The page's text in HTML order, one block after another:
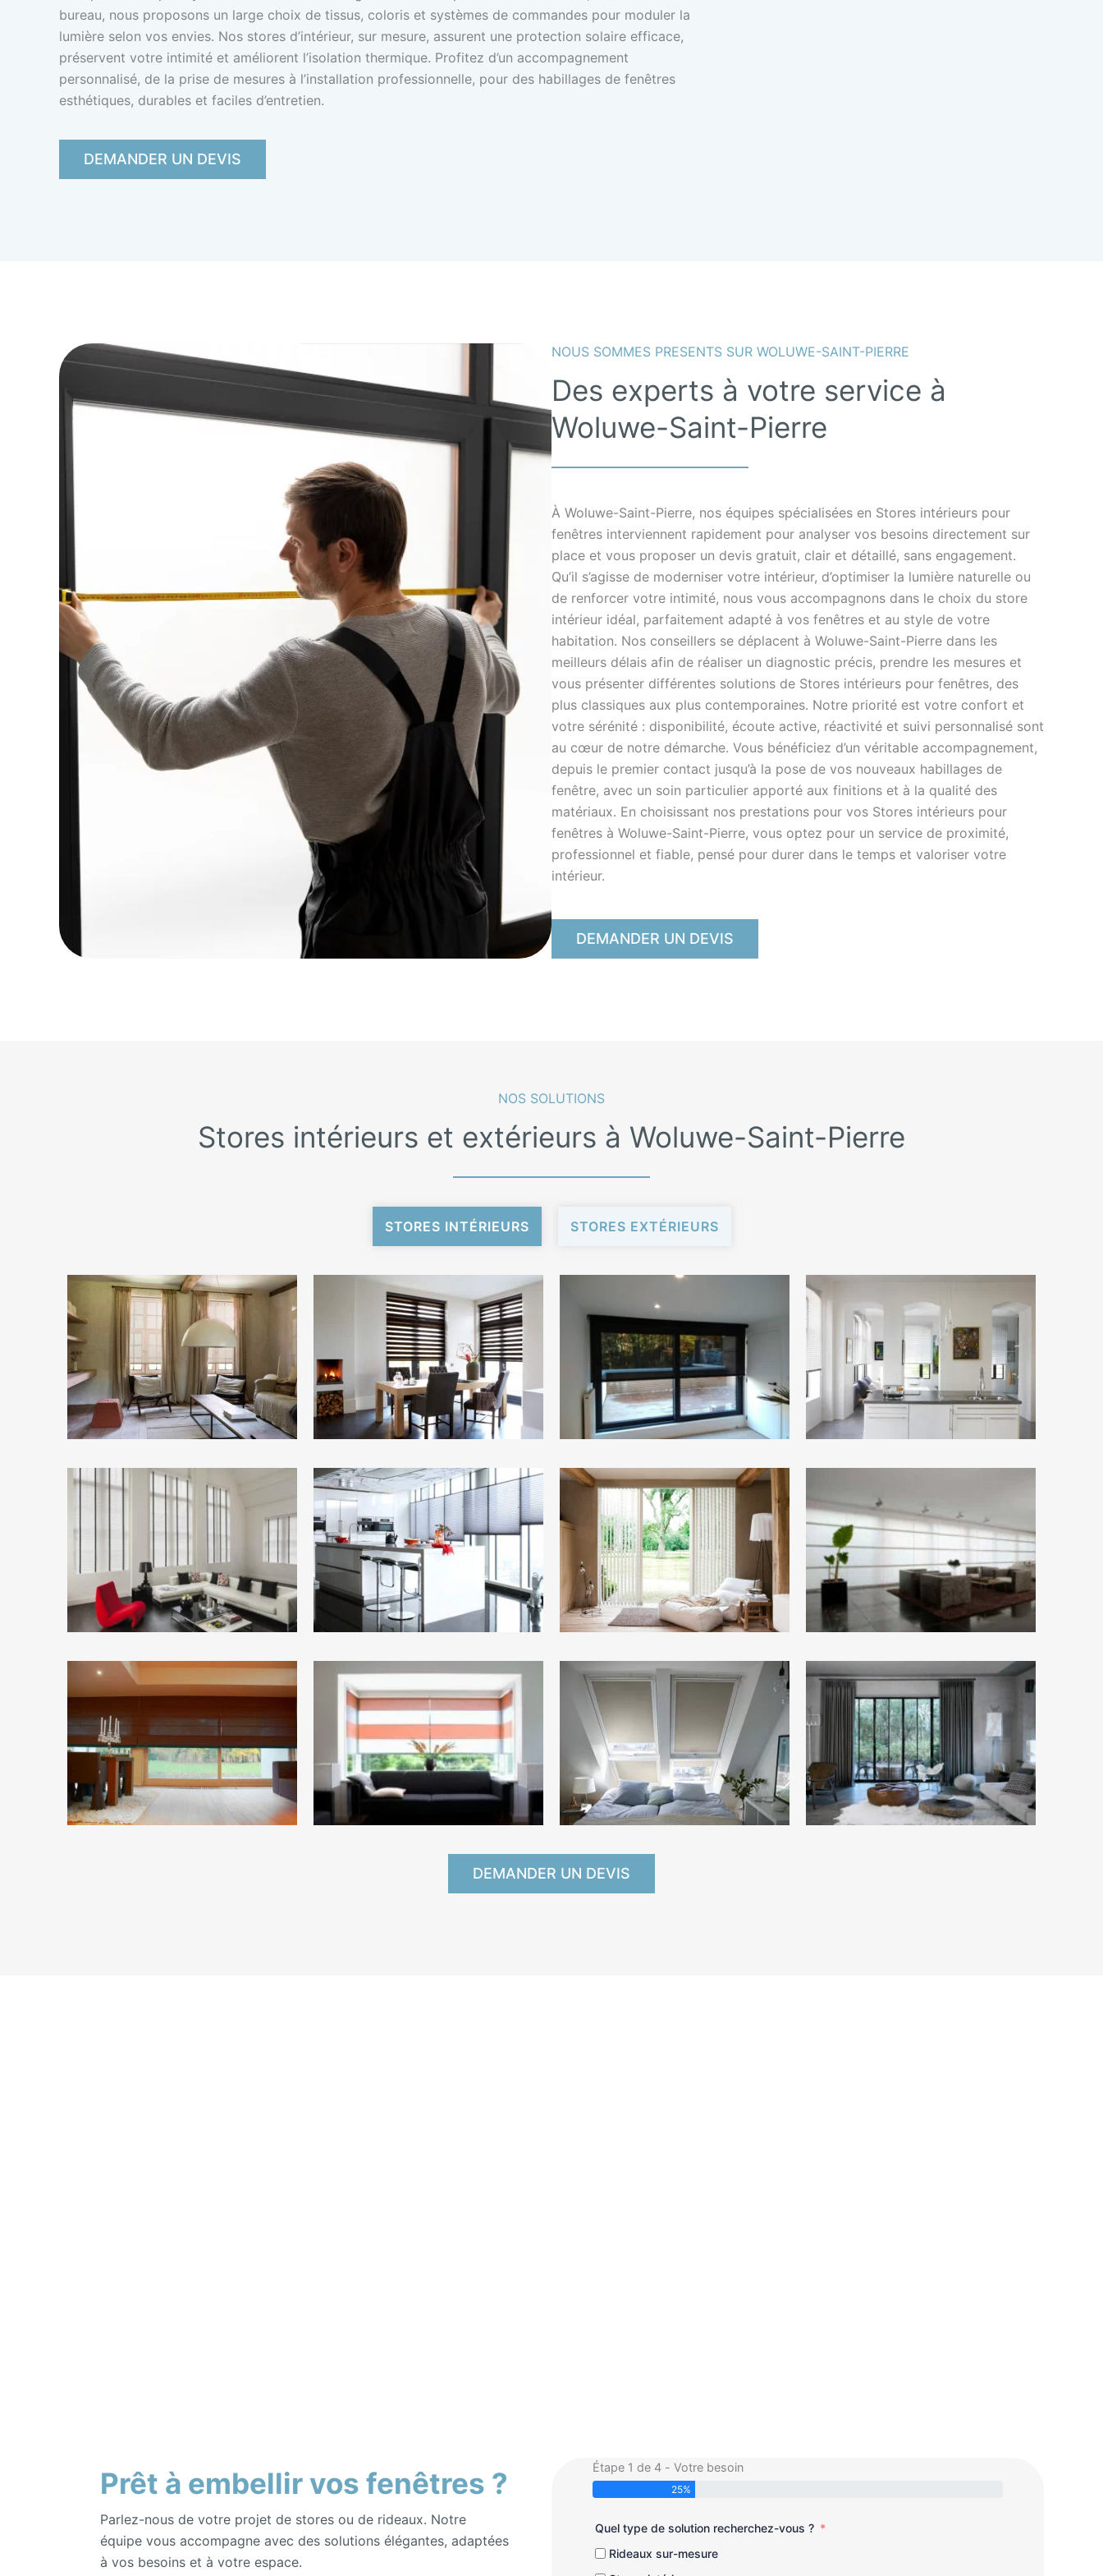
bureau, nous proposons un large choix de tissus, coloris et systèmes de commandes pour moduler la
lumière selon vos envies. Nos stores d’intérieur, sur mesure, assurent une protection solaire efficace,
préservent votre intimité et améliorent l’isolation thermique. Profitez d’un accompagnement
personnalisé, de la prise de mesures à l’installation professionnelle, pour des habillages de fenêtres
esthétiques, durables et faciles d’entretien.
DEMANDER UN DEVIS
NOUS SOMMES PRESENTS SUR WOLUWE-SAINT-PIERRE
Des experts à votre service à
Woluwe-Saint-Pierre
À Woluwe-Saint-Pierre, nos équipes spécialisées en Stores intérieurs pour
fenêtres interviennent rapidement pour analyser vos besoins directement sur
place et vous proposer un devis gratuit, clair et détaillé, sans engagement.
Qu’il s’agisse de moderniser votre intérieur, d’optimiser la lumière naturelle ou
de renforcer votre intimité, nous vous accompagnons dans le choix du store
intérieur idéal, parfaitement adapté à vos fenêtres et au style de votre
habitation. Nos conseillers se déplacent à Woluwe-Saint-Pierre dans les
meilleurs délais afin de réaliser un diagnostic précis, prendre les mesures et
vous présenter différentes solutions de Stores intérieurs pour fenêtres, des
plus classiques aux plus contemporaines. Notre priorité est votre confort et
votre sérénité : disponibilité, écoute active, réactivité et suivi personnalisé sont
au cœur de notre démarche. Vous bénéficiez d’un véritable accompagnement,
depuis le premier contact jusqu’à la pose de vos nouveaux habillages de
fenêtre, avec un soin particulier apporté aux finitions et à la qualité des
matériaux. En choisissant nos prestations pour vos Stores intérieurs pour
fenêtres à Woluwe-Saint-Pierre, vous optez pour un service de proximité,
professionnel et fiable, pensé pour durer dans le temps et valoriser votre
intérieur.
DEMANDER UN DEVIS
NOS SOLUTIONS
Stores intérieurs et extérieurs à Woluwe-Saint-Pierre
STORES INTÉRIEURS STORES EXTÉRIEURS
DEMANDER UN DEVIS
Prêt à embellir vos fenêtres ?
Parlez-nous de votre projet de stores ou de rideaux. Notre
équipe vous accompagne avec des solutions élégantes, adaptées
à vos besoins et à votre espace.
Étape 1 de 4 - Votre besoin
25%
Quel type de solution recherchez-vous ?
Rideaux sur-mesure